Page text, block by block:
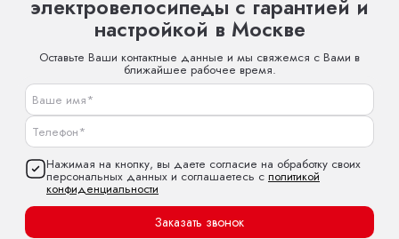
электровелосипеды с гарантией и
настройкой в Москве
Оставьте Ваши контактные данные и мы свяжемся с Вами в
ближайшее рабочее время.
Нажимая на кнопку, вы даете согласие на обработку своих
персональных данных и соглашаетесь с политикой
конфиденциальности
Заказать звонок